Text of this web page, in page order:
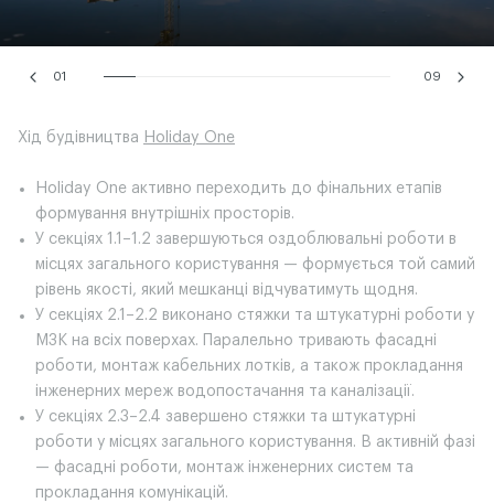
01 09
Хід будівництва Holiday One
Holiday One активно переходить до фінальних етапів
формування внутрішніх просторів.
У секціях 1.1–1.2 завершуються оздоблювальні роботи в
місцях загального користування — формується той самий
рівень якості, який мешканці відчуватимуть щодня.
У секціях 2.1–2.2 виконано стяжки та штукатурні роботи у
МЗК на всіх поверхах. Паралельно тривають фасадні
роботи, монтаж кабельних лотків, а також прокладання
інженерних мереж водопостачання та каналізації.
У секціях 2.3–2.4 завершено стяжки та штукатурні
роботи у місцях загального користування. В активній фазі
— фасадні роботи, монтаж інженерних систем та
прокладання комунікацій.